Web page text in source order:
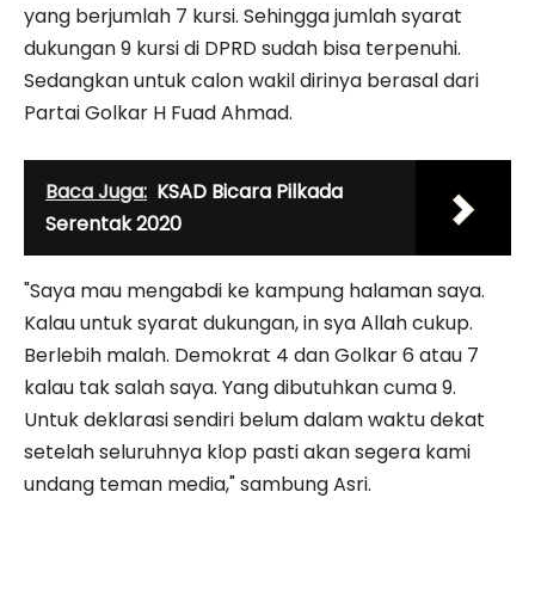
yang berjumlah 7 kursi. Sehingga jumlah syarat
dukungan 9 kursi di DPRD sudah bisa terpenuhi.
Sedangkan untuk calon wakil dirinya berasal dari
Partai Golkar H Fuad Ahmad.
Baca Juga: KSAD Bicara Pilkada
Serentak 2020
"Saya mau mengabdi ke kampung halaman saya.
Kalau untuk syarat dukungan, in sya Allah cukup.
Berlebih malah. Demokrat 4 dan Golkar 6 atau 7
kalau tak salah saya. Yang dibutuhkan cuma 9.
Untuk deklarasi sendiri belum dalam waktu dekat
setelah seluruhnya klop pasti akan segera kami
undang teman media," sambung Asri.